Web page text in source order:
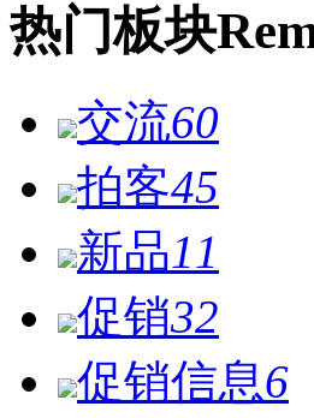
热门板块
交流60
拍客45
新品11
促销32
促销信息6